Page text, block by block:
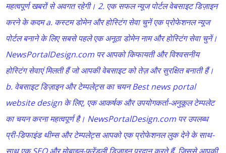
महत्वपूर्ण खबरों से अवगत रहेगी। 2. एक सफल न्यूज पोर्टल वेबसाइट डिज़ाइन
करने के कदम a. कस्टम डोमेन और होस्टिंग सेवा चुनें एक प्रोफेशनल न्यूज
पोर्टल बनाने के लिए सबसे पहले एक अनूठा डोमेन नाम और होस्टिंग सेवा चुनें।
NewsPortalDesign.com पर आपको किफायती और विश्वसनीय
होस्टिंग सेवाएं मिलती हैं जो आपकी वेबसाइट को तेज़ और सुरक्षित बनाती हैं।
b. वेबसाइट डिज़ाइन और टेम्पलेट्स का चयन Best news portal
website design के लिए, एक आकर्षक और उपयोगकर्ता-अनुकूल टेम्पलेट
का चयन करना महत्वपूर्ण है। NewsPortalDesign.com पर उपलब्ध
प्री-डिफाइंड थीम्स और टेम्पलेट्स आपको एक प्रोफेशनल लुक देने के साथ-